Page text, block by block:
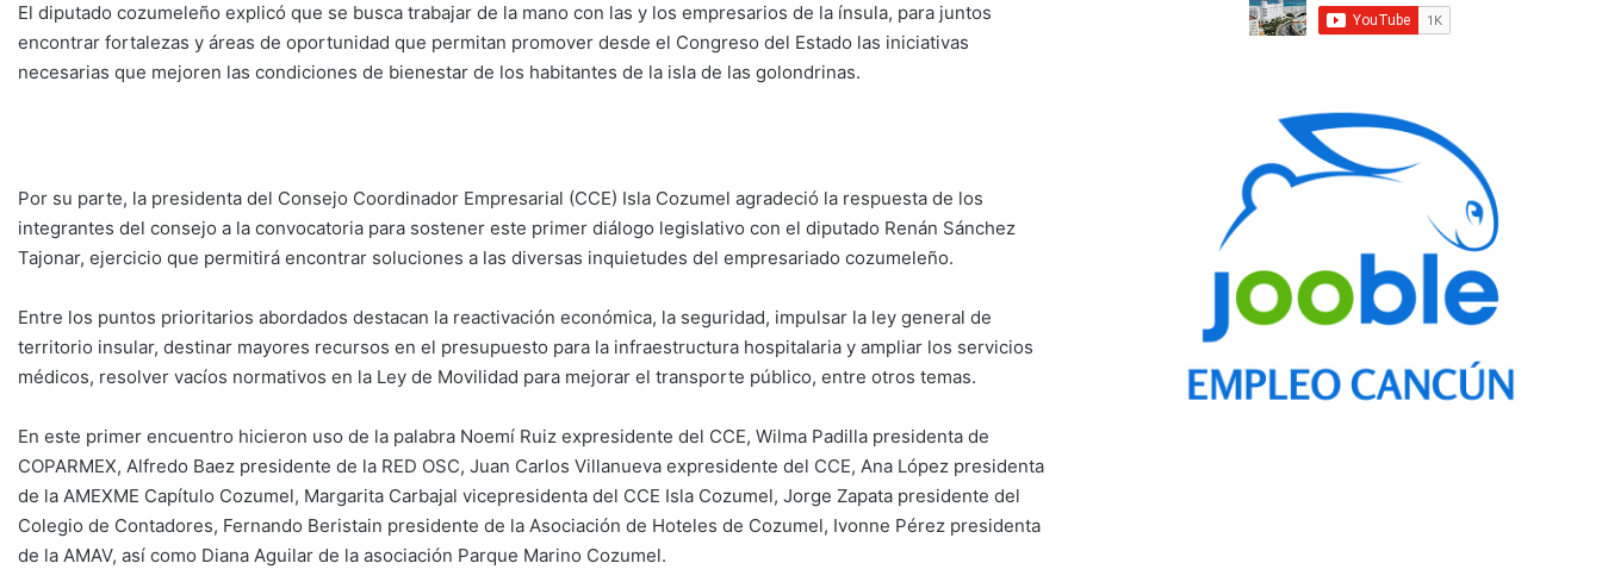
El diputado cozumeleño explicó que se busca trabajar de la mano con las y los empresarios de la ínsula, para juntos
encontrar fortalezas y áreas de oportunidad que permitan promover desde el Congreso del Estado las iniciativas
necesarias que mejoren las condiciones de bienestar de los habitantes de la isla de las golondrinas.
Por su parte, la presidenta del Consejo Coordinador Empresarial (CCE) Isla Cozumel agradeció la respuesta de los
integrantes del consejo a la convocatoria para sostener este primer diálogo legislativo con el diputado Renán Sánchez
Tajonar, ejercicio que permitirá encontrar soluciones a las diversas inquietudes del empresariado cozumeleño.
Entre los puntos prioritarios abordados destacan la reactivación económica, la seguridad, impulsar la ley general de
territorio insular, destinar mayores recursos en el presupuesto para la infraestructura hospitalaria y ampliar los servicios
médicos, resolver vacíos normativos en la Ley de Movilidad para mejorar el transporte público, entre otros temas.
En este primer encuentro hicieron uso de la palabra Noemí Ruiz expresidente del CCE, Wilma Padilla presidenta de
COPARMEX, Alfredo Baez presidente de la RED OSC, Juan Carlos Villanueva expresidente del CCE, Ana López presidenta
de la AMEXME Capítulo Cozumel, Margarita Carbajal vicepresidenta del CCE Isla Cozumel, Jorge Zapata presidente del
Colegio de Contadores, Fernando Beristain presidente de la Asociación de Hoteles de Cozumel, Ivonne Pérez presidenta
de la AMAV, así como Diana Aguilar de la asociación Parque Marino Cozumel.